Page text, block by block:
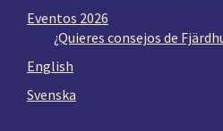
Eventos 2026
¿Quieres consejos de
English
Svenska